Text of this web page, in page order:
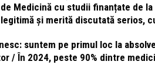
Medicină cu studii finanțate de
și merită discutată serios,
suntem pe primul loc la
/ În 2024, peste 90% dintre